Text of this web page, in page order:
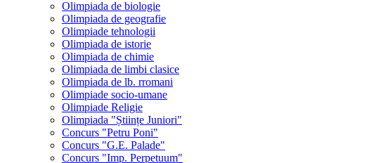
Olimpiada de biologie
Olimpiada de geografie
Olimpiade tehnologii
Olimpiada de istorie
Olimpiada de chimie
Olimpiada de limbi clasice
Olimpiada de lb. rromani
Olimpiade socio-umane
Olimpiade Religie
Olimpiada "Științe Juniori"
Concurs "Petru Poni"
Concurs "G.E. Palade"
Concurs "Imp. Perpetuum"